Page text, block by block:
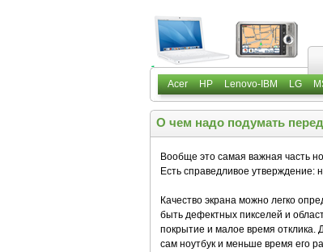
Acer HP Lenovo-IBM LG
О чем надо подумать перед
Вообще это самая важная часть
Есть справедливое утверждение:
Качество экрана можно легко
быть дефектных пикселей и
покрытие и малое время отклика.
сам ноутбук и меньше время его